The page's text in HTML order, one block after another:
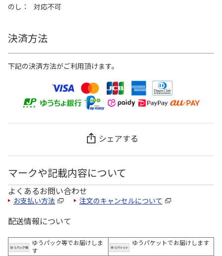
のし
対応不可
決済方法
下記の決済方法がご利用頂けます。
シェアする
マークや記載内容について
よくあるお問い合わせ
お支払い方法 注文のキャンセルについて
配送情報について
ゆうパック等でお届けしま
す
ゆうパケットでお届けします